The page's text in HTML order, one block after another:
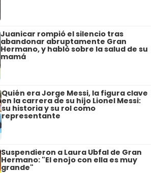
Juanicar rompió el silencio tras
abandonar abruptamente Gran
Hermano, y habló sobre la salud de su
mamá
Quién era Jorge Messi, la figura clave
en la carrera de su hijo Lionel Messi:
su historia y su rol como
representante
Suspendieron a Laura Ubfal de Gran
Hermano: "El enojo con ella es muy
grande"